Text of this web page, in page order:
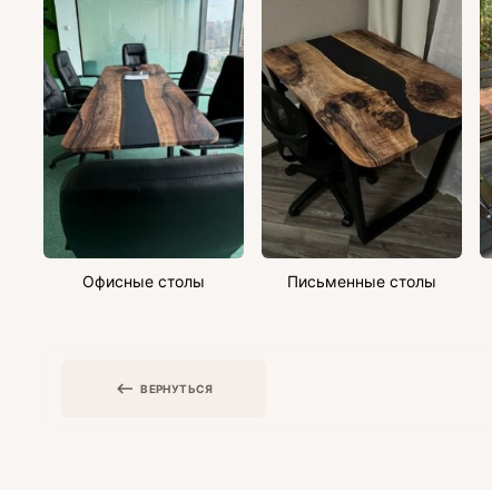
Офисные столы Письменные столы
ВЕРНУТЬСЯ